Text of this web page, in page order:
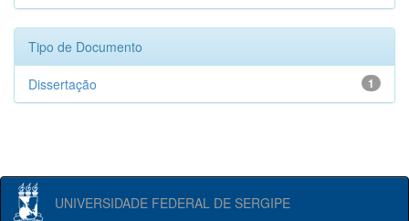
Tipo de Documento
1
Dissertação
UNIVERSIDADE FEDERAL DE SERGIPE